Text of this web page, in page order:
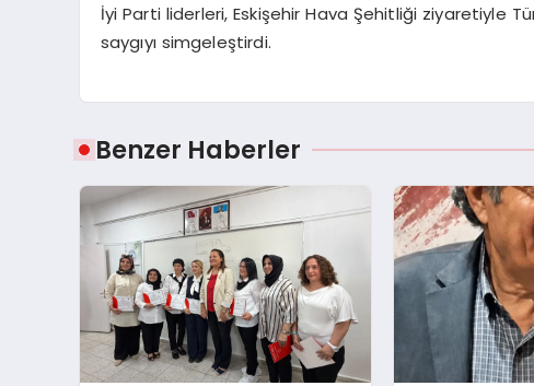
İyi Parti liderleri, Eskişehir Hava Şehitliği ziyaretiyle
saygıyı simgeleştirdi.
Benzer Haberler